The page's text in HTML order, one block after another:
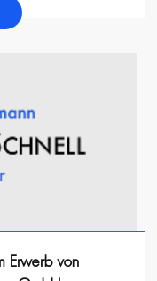
Erwerb von